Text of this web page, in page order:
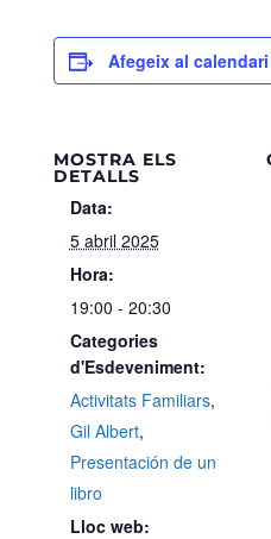
Afegeix al calendari
MOSTRA ELS
DETALLS
Data:
5 abril 2025
Hora:
19:00 - 20:30
Categories
d'Esdeveniment:
Activitats Familiars,
Gil Albert,
Presentación de un
libro
Lloc web: